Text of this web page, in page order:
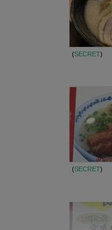
(SECRET)
(SECRET)